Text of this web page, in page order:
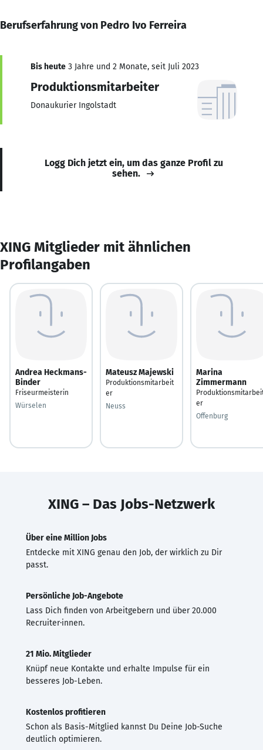
Berufserfahrung von Pedro Ivo Ferreira
Bis heute 3 Jahre und 2 Monate, seit Juli 2023
Produktionsmitarbeiter
Donaukurier Ingolstadt
Logg Dich jetzt ein, um das ganze Profil zu
sehen.
XING Mitglieder mit ähnlichen
Profilangaben
Andrea Heckmans-
Binder
Friseurmeisterin
Würselen
Mateusz Majewski
Produktionsmitarbeit
er
Neuss
Marina
Zimmermann
er
Offenburg
XING – Das Jobs-Netzwerk
Über eine Million Jobs
Entdecke mit XING genau den Job, der wirklich zu Dir
passt.
Persönliche Job-Angebote
Lass Dich finden von Arbeitgebern und über 20.000
Recruiter·innen.
21 Mio. Mitglieder
Knüpf neue Kontakte und erhalte Impulse für ein
besseres Job-Leben.
Kostenlos profitieren
Schon als Basis-Mitglied kannst Du Deine Job-Suche
deutlich optimieren.